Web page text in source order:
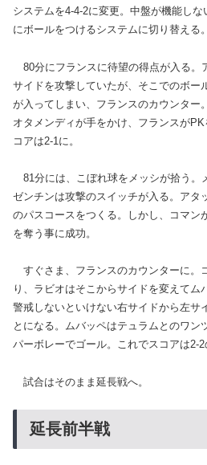
システムを4-4-2に変更。中盤が機能し
にボールをつけるシステムに切り替える。
80分にフランスに待望の得点が入る。
サイドを攻撃していたが、そこでのボー
が入ってしまい、フランスのカウンター
オタメンディが手をかけ、フランスが
コアは2-1に。
81分には、こぼれ球をメッシが拾う。
ゼンチンは攻撃のスイッチが入る。アタ
のパスコースをつくる。しかし、コマン
を奪う事に成功。
すぐさま、フランスのカウンターに。
り、ラビオはそこからサイドを変えてム
警戒しないといけない右サイドから左サ
とになる。ムバッペはテュラムとのワン
パーボレーでゴール。これでスコアは2-2
試合はそのまま延長戦へ。
延長前半戦